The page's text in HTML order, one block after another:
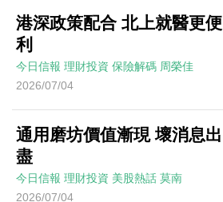
港深政策配合 北上就醫更便
利
今日信報 理財投資 保險解碼 周榮佳
2026/07/04
通用磨坊價值漸現 壞消息出
盡
今日信報 理財投資 美股熱話 莫南
2026/07/04